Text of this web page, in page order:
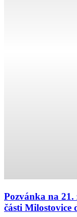
Pozvánka na 21.
části Milostovice